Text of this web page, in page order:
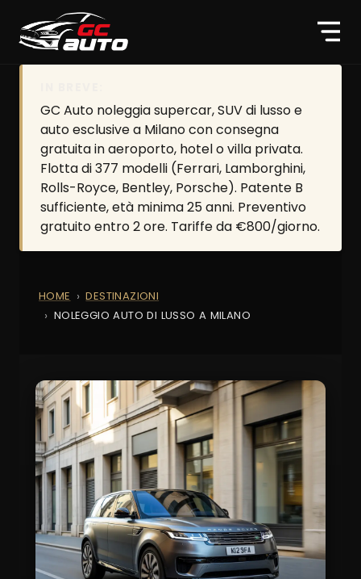
GC Auto noleggia supercar, SUV di lusso e
auto esclusive a Milano con consegna
gratuita in aeroporto, hotel o villa privata.
Flotta di 377 modelli (Ferrari, Lamborghini,
Rolls-Royce, Bentley, Porsche). Patente B
sufficiente, età minima 25 anni. Preventivo
gratuito entro 2 ore. Tariffe da €800/giorno.
HOME
DESTINAZIONI
NOLEGGIO AUTO DI LUSSO A MILANO